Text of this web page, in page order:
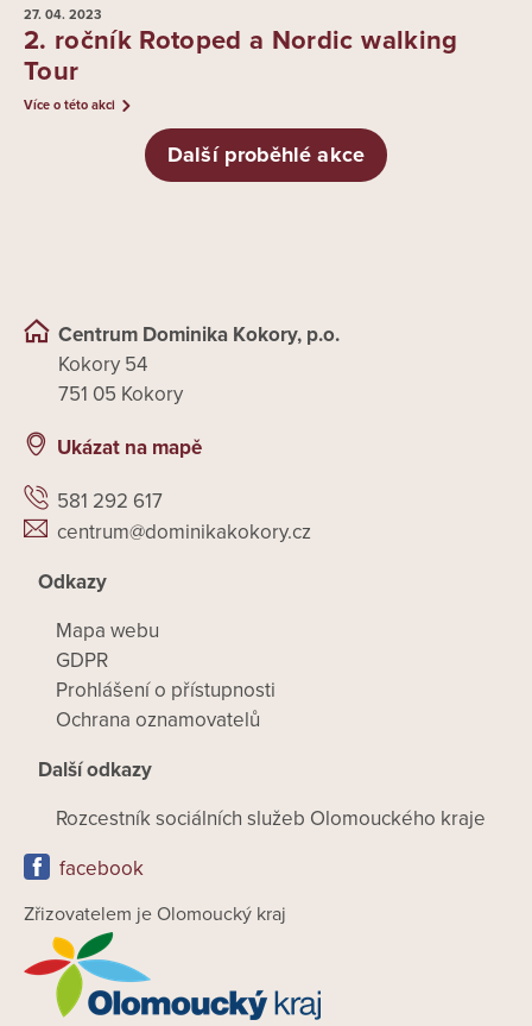
27. 04. 2023
2. ročník Rotoped a Nordic walking
Tour
Více o této akci
Další proběhlé akce
Centrum Dominika Kokory, p.o.
Kokory 54
751 05 Kokory
Ukázat na mapě
581 292 617
centrum@dominikakokory.cz
Odkazy
Mapa webu
GDPR
Prohlášení o přístupnosti
Ochrana oznamovatelů
Další odkazy
Rozcestník sociálních služeb Olomouckého kraje
facebook
Zřizovatelem je Olomoucký kraj